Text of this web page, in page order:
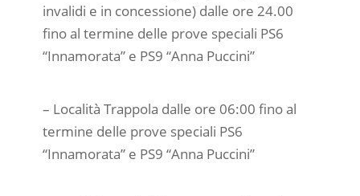
invalidi e in concessione) dalle ore 24.00
fino al termine delle prove speciali PS6
“Innamorata” e PS9 “Anna Puccini”
– Località Trappola dalle ore 06:00 fino al
termine delle prove speciali PS6
“Innamorata” e PS9 “Anna Puccini”